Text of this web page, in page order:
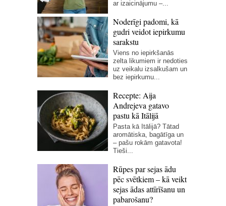
ar izaicinājumu –...
Noderīgi padomi, kā
gudri veidot iepirkumu
sarakstu
Viens no iepirkšanās
zelta likumiem ir nedoties
uz veikalu izsalkušam un
bez iepirkumu...
Recepte: Aija
Andrejeva gatavo
pastu kā Itālijā
Pasta kā Itālijā? Tātad
aromātiska, bagātīga un
– pašu rokām gatavota!
Tieši...
Rūpes par sejas ādu
pēc svētkiem – kā veikt
sejas ādas attīrīšanu un
pabarošanu?